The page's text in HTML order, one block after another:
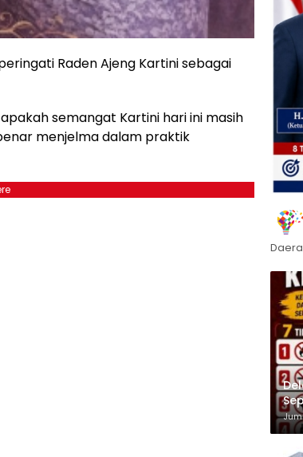
Raden Ajeng Kartini sebagai
semangat Kartini hari ini masih
menjelma dalam praktik